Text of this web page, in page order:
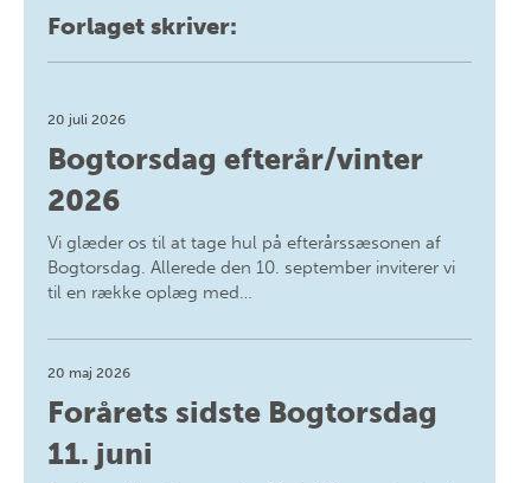
Forlaget skriver:
20 juli 2026
Bogtorsdag efterår/vinter
2026
Vi glæder os til at tage hul på efterårssæsonen af
Bogtorsdag. Allerede den 10. september inviterer vi
til en række oplæg med…
20 maj 2026
Forårets sidste Bogtorsdag
11. juni